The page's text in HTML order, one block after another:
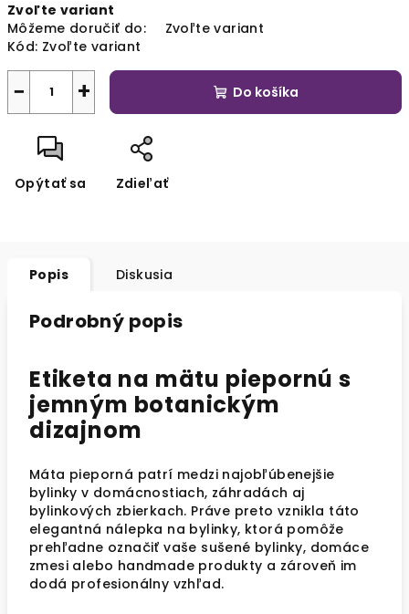
Zvoľte variant
Môžeme doručiť do:
Zvoľte variant
Kód: Zvoľte variant
+
− Do košíka
Opýtať sa Zdieľať
Popis Diskusia
Podrobný popis
Etiketa na mätu piepornú s
jemným botanickým
dizajnom
Máta pieporná patrí medzi najobľúbenejšie
bylinky v domácnostiach, záhradách aj
bylinkových zbierkach. Práve preto vznikla táto
elegantná nálepka na bylinky, ktorá pomôže
prehľadne označiť vaše sušené bylinky, domáce
zmesi alebo handmade produkty a zároveň im
dodá profesionálny vzhľad.